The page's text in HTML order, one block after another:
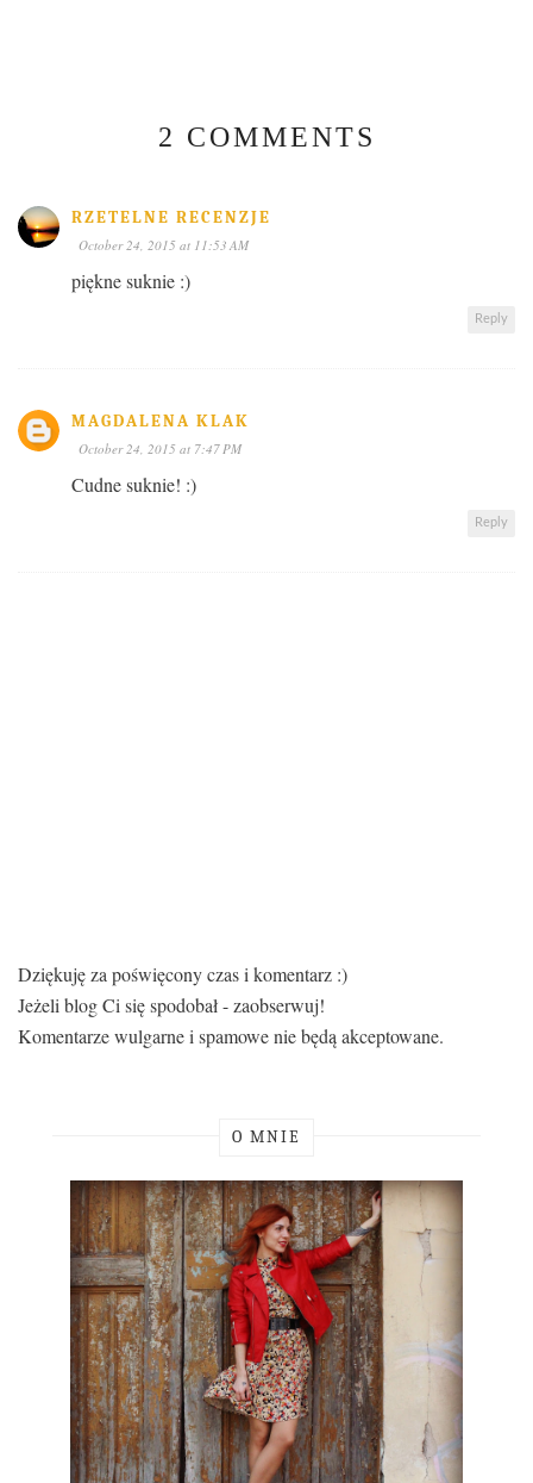
2 COMMENTS
RZETELNE RECENZJE
October 24, 2015 at 11:53 AM
piękne suknie :)
Reply
MAGDALENA KLAK
October 24, 2015 at 7:47 PM
Cudne suknie! :)
Reply
Dziękuję za poświęcony czas i komentarz :)
Jeżeli blog Ci się spodobał - zaobserwuj!
Komentarze wulgarne i spamowe nie będą akceptowane.
O MNIE